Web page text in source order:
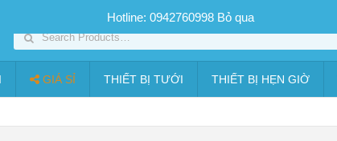
SP PHUN SƯƠNG GIÁ TỐT Bộ KIT tưới
GIÁ SỈ THIẾT BỊ TƯỚI THIẾT BỊ HẸN GIỜ
Hotline: 0942760998 Bỏ qua